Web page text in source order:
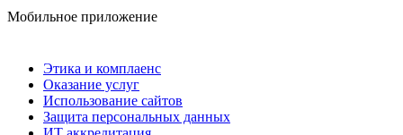
Мобильное приложение
Этика и комплаенс
Оказание услуг
Использование сайтов
Защита персональных данных